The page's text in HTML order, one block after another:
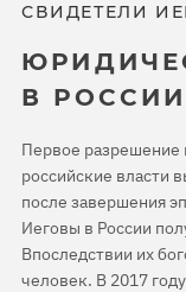
СВИДЕТЕЛИ
В РОССИИ
Первое разрешение
российские власти
после завершения
Иеговы в России
Впоследствии их
человек. В 2017